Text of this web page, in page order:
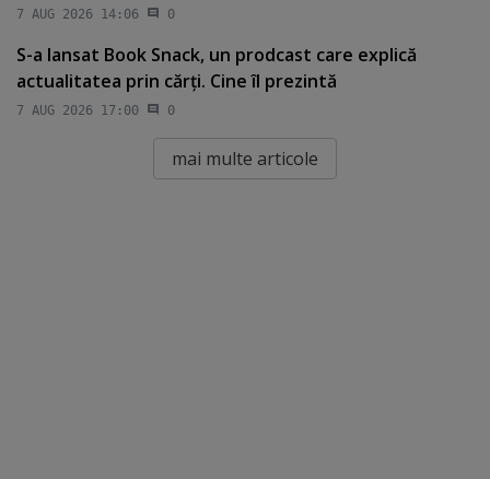
7 AUG 2026 14:06 0
S-a lansat Book Snack, un prodcast care explică
actualitatea prin cărţi. Cine îl prezintă
7 AUG 2026 17:00 0
mai multe articole